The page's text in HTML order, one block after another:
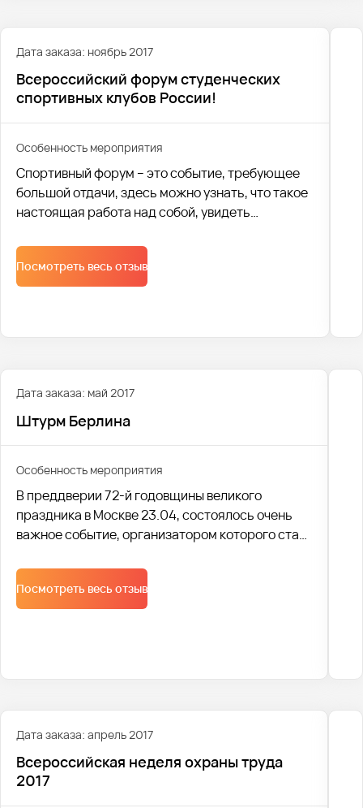
Дата заказа: ноябрь 2017
Всероссийский форум студенческих
спортивных клубов России!
Особенность мероприятия
Спортивный форум – это событие, требующее
большой отдачи, здесь можно узнать, что такое
настоящая работа над собой, увидеть
страхи.
Посмотреть весь отзыв
Дата заказа: май 2017
Штурм Берлина
Особенность мероприятия
В преддверии 72-й годовщины великого
праздника в Москве 23.04, состоялось очень
важное событие, организатором которого стал
Посмотреть весь отзыв
Дата заказа: апрель 2017
Всероссийская неделя охраны труда
2017